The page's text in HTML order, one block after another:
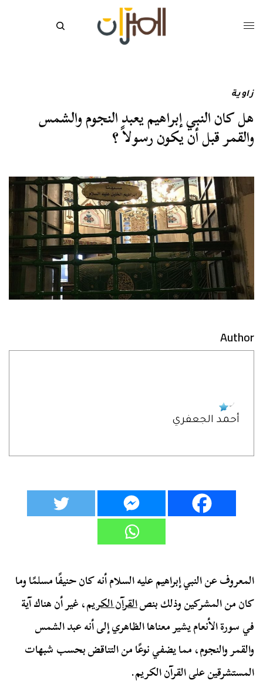
زاوية
هل كان النبي إبراهيم يعبد النجوم والشمس
والقمر قبل أن يكون رسولاً ؟
Author
أحمد الجعفري
المعروف عن النبي إبراهيم عليه السلام أنه كان حنيفًا مسلمًا وما
كان من المشركين وذلك بنصالقرآن الكريم، غير أن هناك آية
في سورة الأنعام يشير معناها الظاهري إلى أنه عبد الشمس
والقمر والنجوم، مما يضفي نوعًا من التناقض بحسب شبهات
المستشرقين على القرآن الكريم.